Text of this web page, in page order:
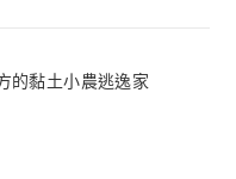
的黏土小農逃逸家